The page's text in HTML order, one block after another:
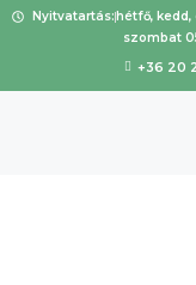
Nyitvatartás:hétfő,
szombat
+36 20